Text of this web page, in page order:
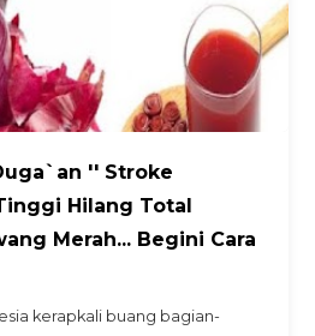
'' Stroke
Hilang Total
Merah... Begini Cara
kerapkali buang bagian-